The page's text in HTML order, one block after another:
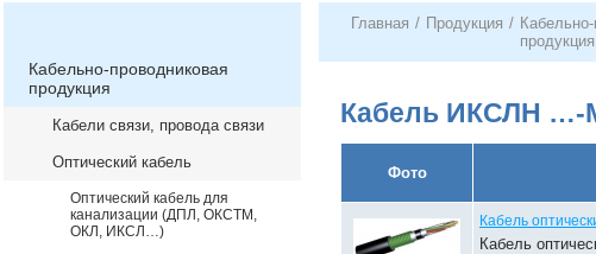
Кабельно-проводниковая
продукция
Кабели связи, провода связи
Оптический кабель
Оптический кабель для
канализации (ДПЛ, ОКСТМ,
ОКЛ, ИКСЛ…)
Главная / Продукция /
продукция
Кабель ИКСЛН …-
Фото
Кабель
Кабель